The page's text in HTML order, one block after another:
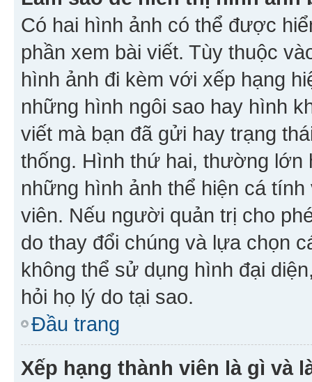
Có hai hình ảnh có thể được
phần xem bài viết. Tùy thuộc
hình ảnh đi kèm với xếp hạng
những hình ngôi sao hay hình
viết mà bạn đã gửi hay trạng
thống. Hình thứ hai, thường
những hình ảnh thể hiện cá
viên. Nếu người quản trị cho
do thay đổi chúng và lựa chọn
không thể sử dụng hình đại
hỏi họ lý do tại sao.
Đầu trang
Xếp hạng thành viên là gì và